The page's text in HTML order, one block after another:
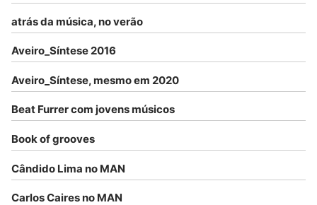
atrás da música, no verão
Aveiro_Síntese 2016
Aveiro_Síntese, mesmo em 2020
Beat Furrer com jovens músicos
Book of grooves
Cândido Lima no MAN
Carlos Caires no MAN